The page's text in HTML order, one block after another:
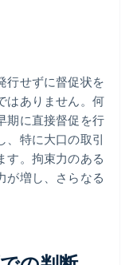
行せずに督促状を
はありません。何
期に直接督促を行
、特に大口の取引
す。拘束力のある
が増し、さらなる